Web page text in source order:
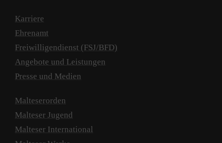
Karriere
Ehrenamt
Freiwilligendienst (FSJ/BFD)
Angebote und Leistungen
Presse und Medien
Malteserorden
Malteser Jugend
Malteser International